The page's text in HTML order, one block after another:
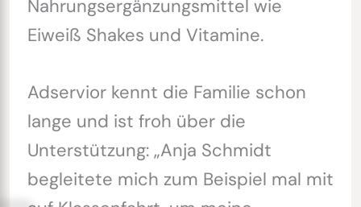
Nahrungsergänzungsmittel wie
Eiweiß Shakes und Vitamine.
Adservior kennt die Familie schon
lange und ist froh über die
Unterstützung: „Anja Schmidt
begleitete mich zum Beispiel mal mit